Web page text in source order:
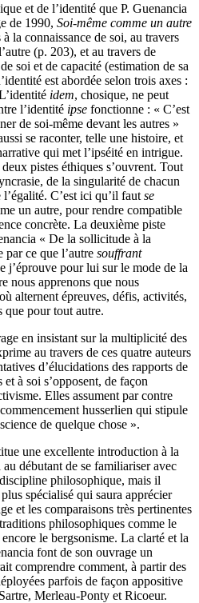
et de l’identité que P. Guenancia
de 1990, Soi-même comme un autre
la connaissance de soi, au travers
(p. 203), et au travers de
soi et de capacité (estimation de sa
est abordée selon trois axes :
idem, chosique, ne peut
l’identité ipse fonctionne : « C’est
de soi-même devant les autres »
se raconter, telle une histoire, et
qui met l’ipséité en intrigue.
pistes éthiques s’ouvrent. Tout
de la singularité de chacun
C’est ici qu’il faut se
un autre, pour rendre compatible
concrète. La deuxième piste
« De la sollicitude à la
ce que l’autre souffrant
j’éprouve pour lui sur le mode de la
nous apprenons que nous
alternent épreuves, défis, activités,
que pour tout autre.
en insistant sur la multiplicité des
au travers de ces quatre auteurs
d’élucidations des rapports de
à soi s’opposent, de façon
Elles assument par contre
husserlien qui stipule
de quelque chose ».
une excellente introduction à la
débutant de se familiariser avec
philosophique, mais il
spécialisé qui saura apprécier
et les comparaisons très pertinentes
philosophiques comme le
le bergsonisme. La clarté et la
font de son ouvrage un
comprendre comment, à partir des
parfois de façon appositive
Merleau-Ponty et Ricoeur.